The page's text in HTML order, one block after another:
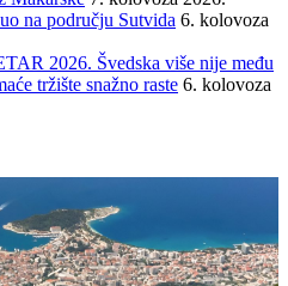
na području Sutvida 6. kolovoza
2026. Švedska više nije među
tržište snažno raste 6. kolovoza